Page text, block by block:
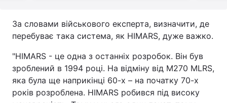
За словами військового експерта, визначити, де
перебуває така система, як HIMARS, дуже важко.
"HIMARS - це одна з останніх розробок. Він був
зроблений в 1994 році. На відміну від M270 MLRS,
яка була ще наприкінці 60-х – на початку 70-х
років розроблена. HIMARS робився під високу